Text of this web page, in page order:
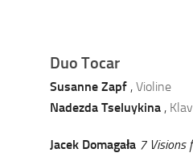
Duo Tocar
Susanne Zapf ,Violine
Nadezda Tseluykina ,
Jacek Domagała 7 Visions